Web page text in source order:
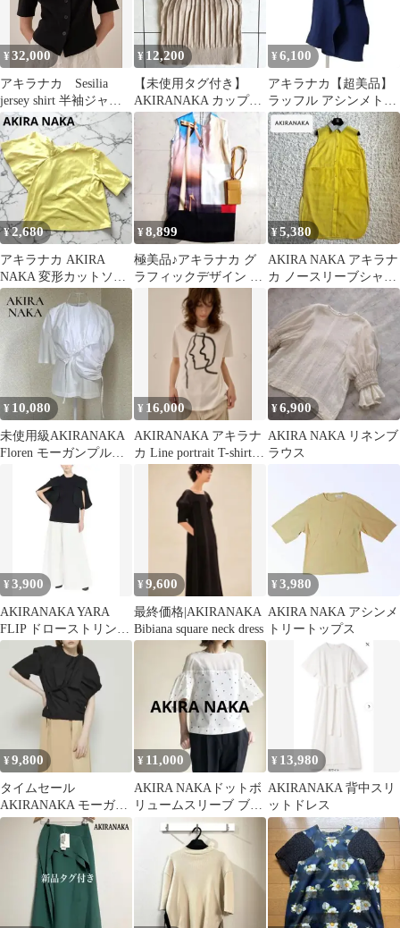
¥32,000
アキラナカ Sesilia
jersey shirt 半袖ジャケ
ット 羽織り
¥ 12,200
【未使用タグ付き】
AKIRANAKA カップイ
ン ニットキャミソール
¥ 6,100
アキラナカ【超美品】
ラッフル アシンメトリ
ー リブニット スカート
38
¥2,680
アキラナカ AKIRA
NAKA 変形カットソー
マスタード 切り替え
スリーブ
¥8,899
極美品♪アキラナカ グ
ラフィックデザイン チ
ュニック ワンピース
¥5,380
AKIRA NAKA アキラナ
カ ノースリーブシャツ
ワンピ 襟デザイン ツイ
ード
¥ 10,080
未使用級AKIRANAKA
Floren モーガンプルオ
ーバー半袖ブラウス白
¥ 16,000
AKIRANAKA アキラナ
カ Line portrait T-shirt
¥6,900
AKIRA NAKA リネンブ
ラウス
¥3,900
AKIRANAKA YARA
FLIP ドローストリング
プルオーバー
¥9,600
最終価格|AKIRANAKA
Bibiana square neck dress
¥3,980
AKIRA NAKA アシンメ
トリートップス
¥9,800
タイムセール
AKIRANAKA モーガン
プルオーバー ブラック
¥ 11,000
AKIRA NAKAドットボ
リュームスリーブ ブラ
ウス ホワイト
¥ 13,980
AKIRANAKA 背中スリ
ットドレス